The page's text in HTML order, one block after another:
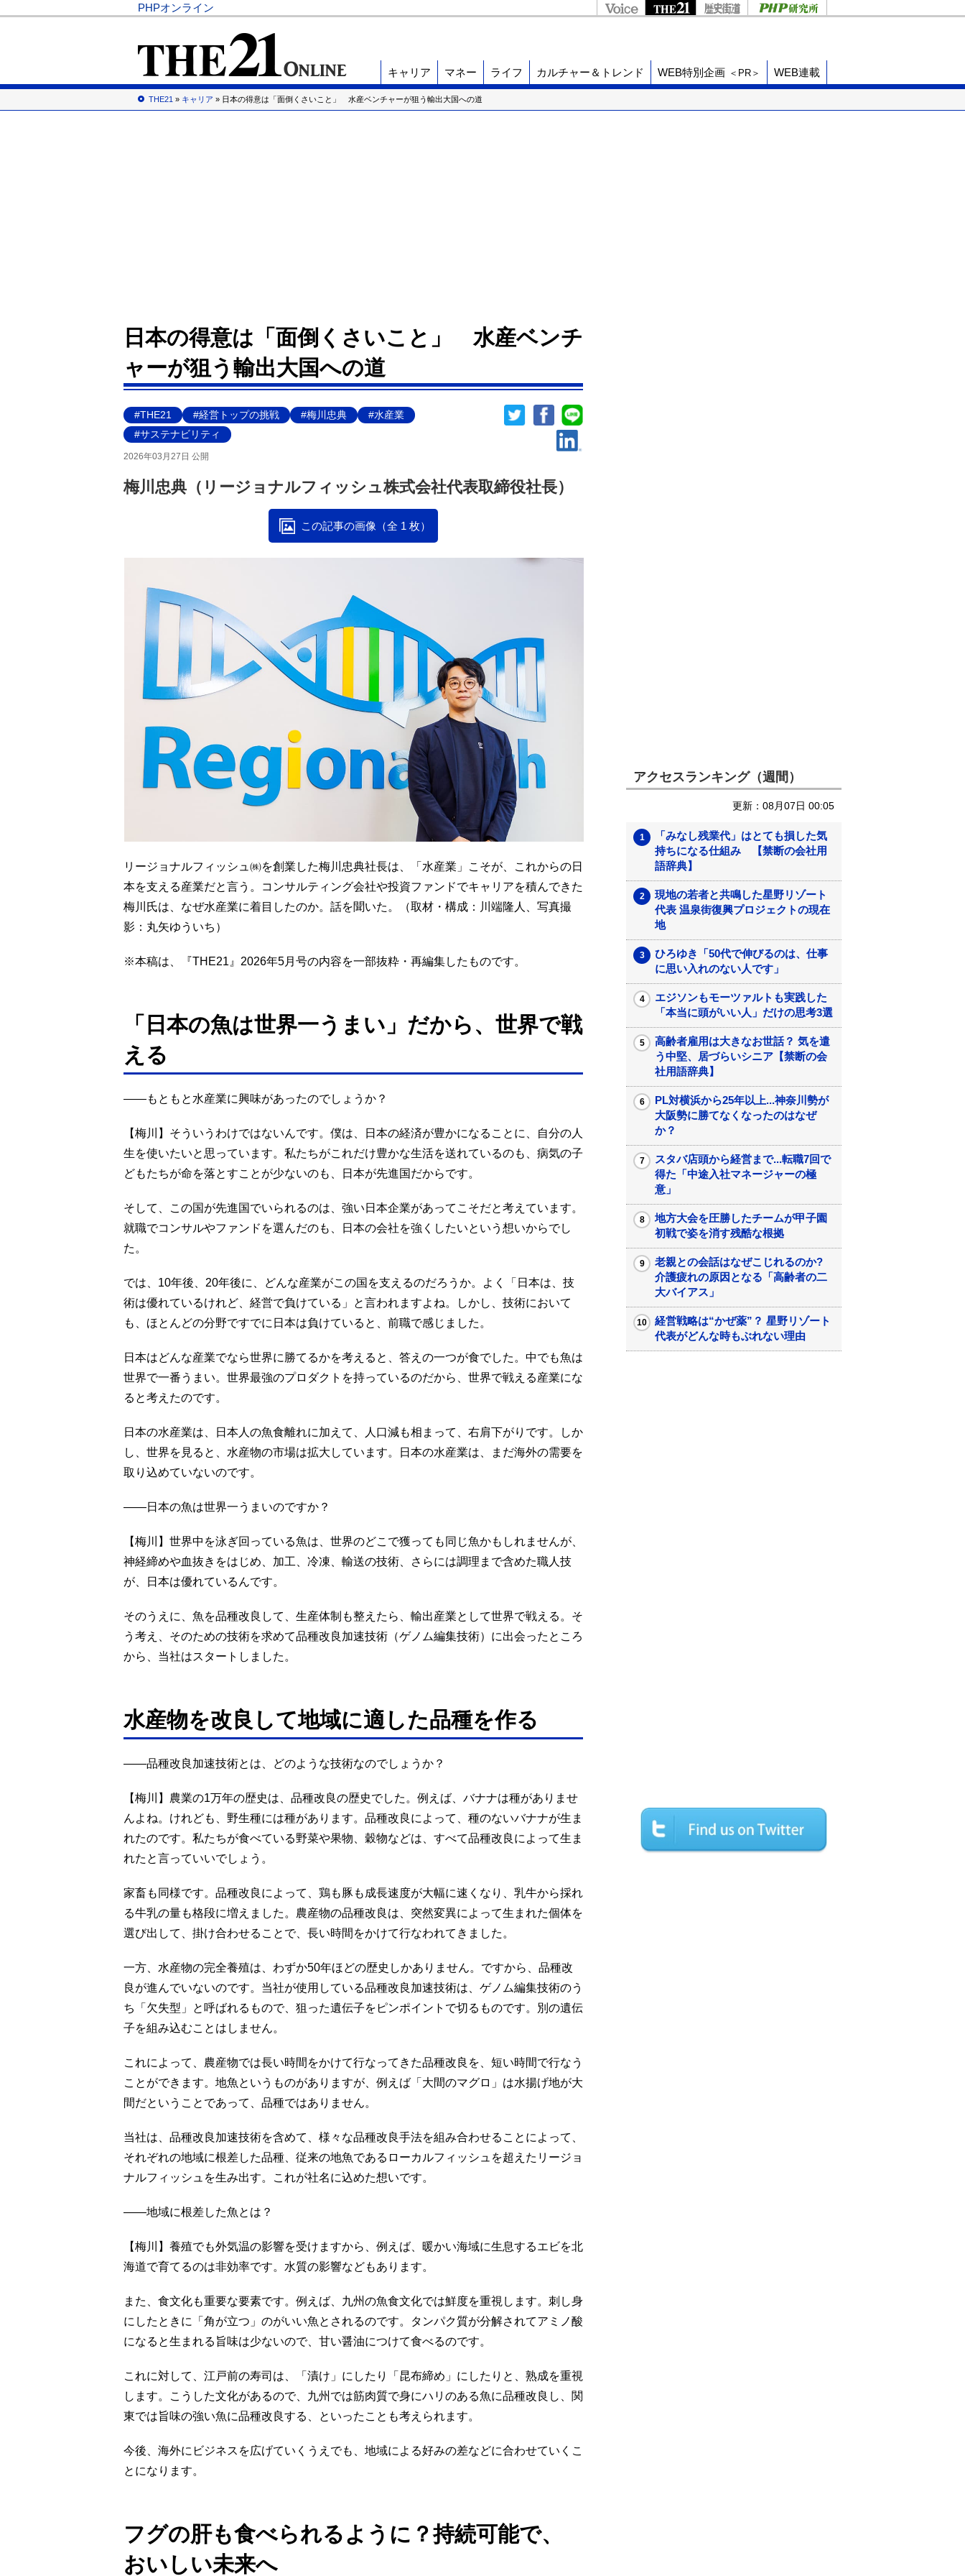
PHPオンライン
キャリア マネー ライフ カルチャー＆トレンド WEB特別企画 ＜PR＞ WEB連載
THE21 » キャリア » 日本の得意は「面倒くさいこと」 水産ベンチャーが狙う輸出大国への道
日本の得意は「面倒くさいこと」 水産ベンチ
ャーが狙う輸出大国への道
#THE21 #経営トップの挑戦 #梅川忠典
#水産業
#サステナビリティ
2026年03月27日 公開
梅川忠典（リージョナルフィッシュ株式会社代表取締役社長）
この記事の画像（全 1 枚）
リージョナルフィッシュ㈱を創業した梅川忠典社長は、「水産業」こそが、これからの日
本を支える産業だと言う。コンサルティング会社や投資ファンドでキャリアを積んできた
梅川氏は、なぜ水産業に着目したのか。話を聞いた。（取材・構成：川端隆人、写真撮
影：丸矢ゆういち）
※本稿は、『THE21』2026年5月号の内容を一部抜粋・再編集したものです。
「日本の魚は世界一うまい」だから、世界で戦
える
――もともと水産業に興味があったのでしょうか？
【梅川】そういうわけではないんです。僕は、日本の経済が豊かになることに、自分の人
生を使いたいと思っています。私たちがこれだけ豊かな生活を送れているのも、病気の子
どもたちが命を落とすことが少ないのも、日本が先進国だからです。
そして、この国が先進国でいられるのは、強い日本企業があってこそだと考えています。
就職でコンサルやファンドを選んだのも、日本の会社を強くしたいという想いからでし
た。
では、10年後、20年後に、どんな産業がこの国を支えるのだろうか。よく「日本は、技
術は優れているけれど、経営で負けている」と言われますよね。しかし、技術において
も、ほとんどの分野ですでに日本は負けていると、前職で感じました。
日本はどんな産業でなら世界に勝てるかを考えると、答えの一つが食でした。中でも魚は
世界で一番うまい。世界最強のプロダクトを持っているのだから、世界で戦える産業にな
ると考えたのです。
日本の水産業は、日本人の魚食離れに加えて、人口減も相まって、右肩下がりです。しか
し、世界を見ると、水産物の市場は拡大しています。日本の水産業は、まだ海外の需要を
取り込めていないのです。
――日本の魚は世界一うまいのですか？
【梅川】世界中を泳ぎ回っている魚は、世界のどこで獲っても同じ魚かもしれませんが、
神経締めや血抜きをはじめ、加工、冷凍、輸送の技術、さらには調理まで含めた職人技
が、日本は優れているんです。
そのうえに、魚を品種改良して、生産体制も整えたら、輸出産業として世界で戦える。そ
う考え、そのための技術を求めて品種改良加速技術（ゲノム編集技術）に出会ったところ
から、当社はスタートしました。
水産物を改良して地域に適した品種を作る
――品種改良加速技術とは、どのような技術なのでしょうか？
【梅川】農業の1万年の歴史は、品種改良の歴史でした。例えば、バナナは種がありませ
んよね。けれども、野生種には種があります。品種改良によって、種のないバナナが生ま
れたのです。私たちが食べている野菜や果物、穀物などは、すべて品種改良によって生ま
れたと言っていいでしょう。
家畜も同様です。品種改良によって、鶏も豚も成長速度が大幅に速くなり、乳牛から採れ
る牛乳の量も格段に増えました。農産物の品種改良は、突然変異によって生まれた個体を
選び出して、掛け合わせることで、長い時間をかけて行なわれてきました。
一方、水産物の完全養殖は、わずか50年ほどの歴史しかありません。ですから、品種改
良が進んでいないのです。当社が使用している品種改良加速技術は、ゲノム編集技術のう
ち「欠失型」と呼ばれるもので、狙った遺伝子をピンポイントで切るものです。別の遺伝
子を組み込むことはしません。
これによって、農産物では長い時間をかけて行なってきた品種改良を、短い時間で行なう
ことができます。地魚というものがありますが、例えば「大間のマグロ」は水揚げ地が大
間だということであって、品種ではありません。
当社は、品種改良加速技術を含めて、様々な品種改良手法を組み合わせることによって、
それぞれの地域に根差した品種、従来の地魚であるローカルフィッシュを超えたリージョ
ナルフィッシュを生み出す。これが社名に込めた想いです。
――地域に根差した魚とは？
【梅川】養殖でも外気温の影響を受けますから、例えば、暖かい海域に生息するエビを北
海道で育てるのは非効率です。水質の影響などもあります。
また、食文化も重要な要素です。例えば、九州の魚食文化では鮮度を重視します。刺し身
にしたときに「角が立つ」のがいい魚とされるのです。タンパク質が分解されてアミノ酸
になると生まれる旨味は少ないので、甘い醤油につけて食べるのです。
これに対して、江戸前の寿司は、「漬け」にしたり「昆布締め」にしたりと、熟成を重視
します。こうした文化があるので、九州では筋肉質で身にハリのある魚に品種改良し、関
東では旨味の強い魚に品種改良する、といったことも考えられます。
今後、海外にビジネスを広げていくうえでも、地域による好みの差などに合わせていくこ
とになります。
フグの肝も食べられるように？持続可能で、
おいしい未来へ
アクセスランキング（週間）
更新：08月07日 00:05
「みなし残業代」はとても損した気
持ちになる仕組み 【禁断の会社用
語辞典】
現地の若者と共鳴した星野リゾート
代表 温泉街復興プロジェクトの現在
地
ひろゆき「50代で伸びるのは、仕事
に思い入れのない人です」
エジソンもモーツァルトも実践した
「本当に頭がいい人」だけの思考3選
高齢者雇用は大きなお世話？ 気を遣
う中堅、居づらいシニア【禁断の会
社用語辞典】
PL対横浜から25年以上...神奈川勢が
大阪勢に勝てなくなったのはなぜ
か？
スタバ店頭から経営まで...転職7回で
得た「中途入社マネージャーの極
意」
地方大会を圧勝したチームが甲子園
初戦で姿を消す残酷な根拠
老親との会話はなぜこじれるのか?
介護疲れの原因となる「高齢者の二
大バイアス」
経営戦略は“かぜ薬”？ 星野リゾート
代表がどんな時もぶれない理由